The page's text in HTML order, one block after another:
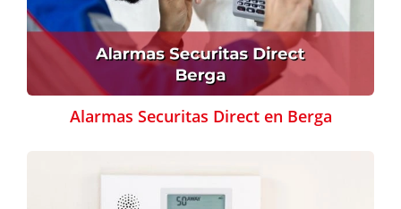
Alarmas Securitas Direct en Berga